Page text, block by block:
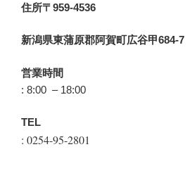
住所〒959-4536
新潟県東蒲原郡阿賀町広谷甲684-7
営業時間
: 8:00 – 18:00
TEL
: 0254-95-2801